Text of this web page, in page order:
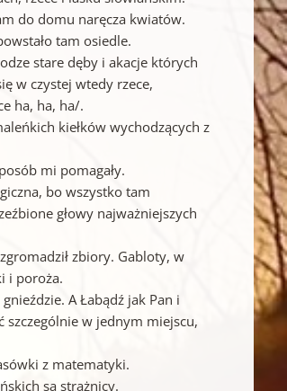
do domu naręcza kwiatów.
tam osiedle.
stare dęby i akacje których
w czystej wtedy rzece,
ha, ha, ha/.
kiełków wychodzących z
mi pomagały.
bo wszystko tam
głowy najważniejszych
zbiory. Gabloty, w
i poroża.
A Łabądź jak Pan i
szczególnie w jednym miejscu,
z matematyki.
są strażnicy.